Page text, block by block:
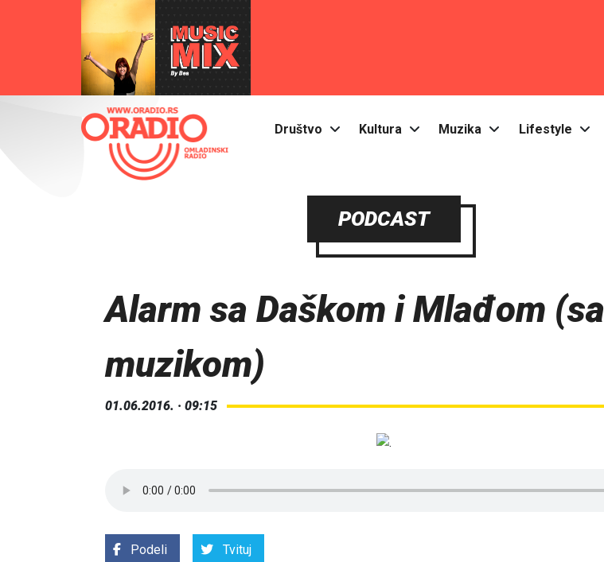
Društvo Kultura Muzika Lifestyle
PODCAST
Alarm sa Daškom i Mlađom (sa
muzikom)
01.06.2016. · 09:15
Podeli Tvituj